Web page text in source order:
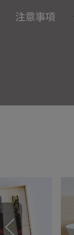
注意事項